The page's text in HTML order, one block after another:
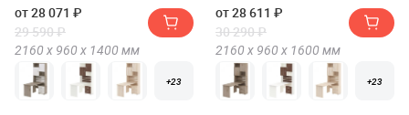
от 28 071 ₽
29 590 ₽
2160 х 960 х 1400 мм
+23
от 28 611 ₽
30 290 ₽
2160 х 960 х 1600 мм
+23